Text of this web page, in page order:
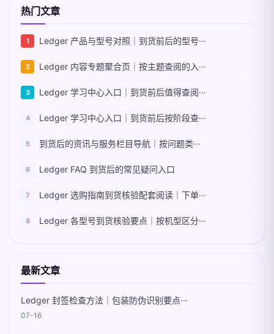
热门文章
Ledger 产品与型号对照｜到货前后的型号···
Ledger 内容专题聚合页｜按主题查阅的入···
Ledger 学习中心入口｜到货前后值得查阅···
Ledger 学习中心入口｜到货前后按阶段查···
到货后的资讯与服务栏目导航｜按问题类···
Ledger FAQ 到货后的常见疑问入口
Ledger 选购指南到货核验配套阅读｜下单···
Ledger 各型号到货核验要点｜按机型区分···
最新文章
Ledger 封签检查方法｜包装防伪识别要点···
07-16